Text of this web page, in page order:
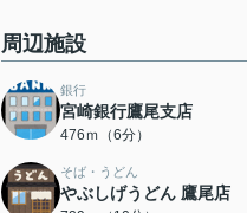
周辺施設
銀行
宮崎銀行鷹尾支店
476ｍ（6分）
そば・うどん
やぶしげうどん 鷹尾店